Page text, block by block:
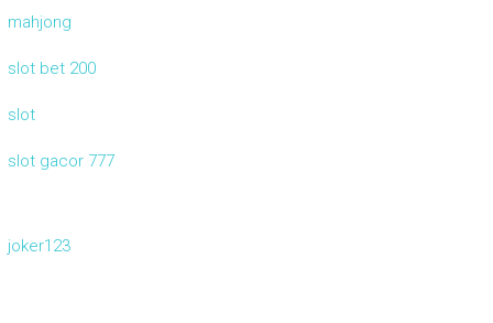
mahjong
slot bet 200
slot
slot gacor 777
joker123